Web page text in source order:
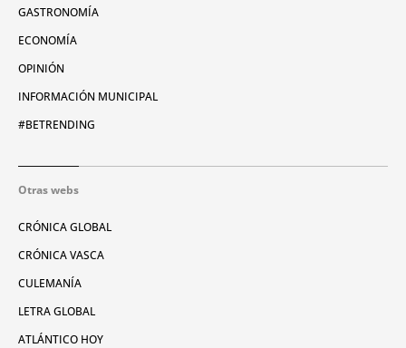
GASTRONOMÍA
ECONOMÍA
OPINIÓN
INFORMACIÓN MUNICIPAL
#BETRENDING
Otras webs
CRÓNICA GLOBAL
CRÓNICA VASCA
CULEMANÍA
LETRA GLOBAL
ATLÁNTICO HOY